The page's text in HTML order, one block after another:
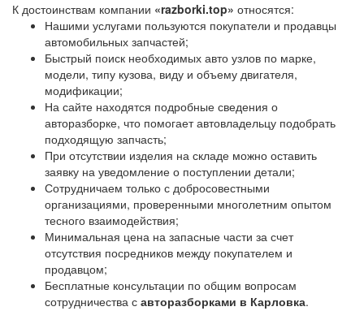
К достоинствам компании «razborki.top» относятся:
Нашими услугами пользуются покупатели и продавцы
автомобильных запчастей;
Быстрый поиск необходимых авто узлов по марке,
модели, типу кузова, виду и объему двигателя,
модификации;
На сайте находятся подробные сведения о
авторазборке, что помогает автовладельцу подобрать
подходящую запчасть;
При отсутствии изделия на складе можно оставить
заявку на уведомление о поступлении детали;
Сотрудничаем только с добросовестными
организациями, проверенными многолетним опытом
тесного взаимодействия;
Минимальная цена на запасные части за счет
отсутствия посредников между покупателем и
продавцом;
Бесплатные консультации по общим вопросам
сотрудничества с авторазборками в Карловка.